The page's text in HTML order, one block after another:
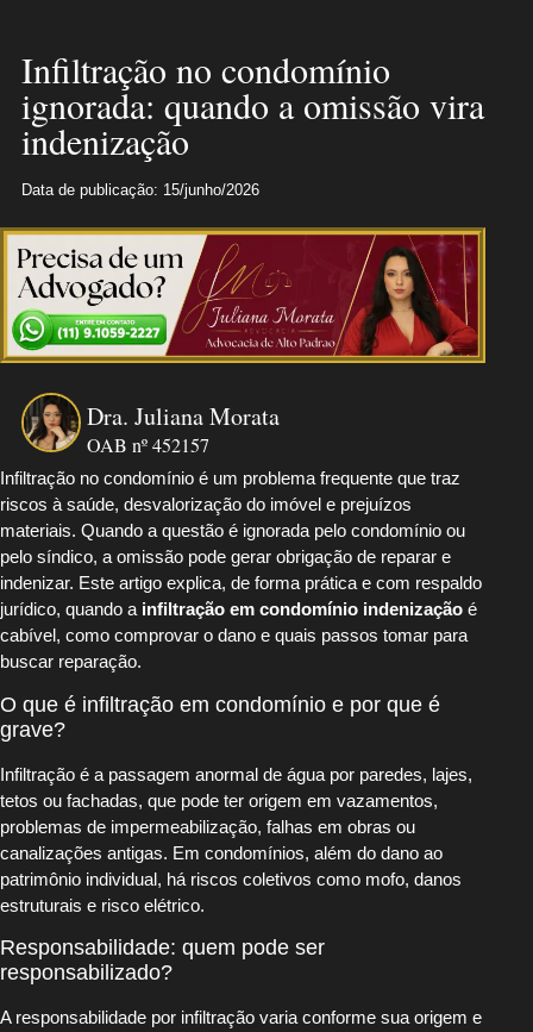
Infiltração no condomínio
ignorada: quando a omissão vira
indenização
Data de publicação: 15/junho/2026
Dra. Juliana Morata
OAB nº 452157
Infiltração no condomínio é um problema frequente que traz
riscos à saúde, desvalorização do imóvel e prejuízos
materiais. Quando a questão é ignorada pelo condomínio ou
pelo síndico, a omissão pode gerar obrigação de reparar e
indenizar. Este artigo explica, de forma prática e com respaldo
jurídico, quando a infiltração em condomínio indenização é
cabível, como comprovar o dano e quais passos tomar para
buscar reparação.
O que é infiltração em condomínio e por que é
grave?
Infiltração é a passagem anormal de água por paredes, lajes,
tetos ou fachadas, que pode ter origem em vazamentos,
problemas de impermeabilização, falhas em obras ou
canalizações antigas. Em condomínios, além do dano ao
patrimônio individual, há riscos coletivos como mofo, danos
estruturais e risco elétrico.
Responsabilidade: quem pode ser
responsabilizado?
A responsabilidade por infiltração varia conforme sua origem e